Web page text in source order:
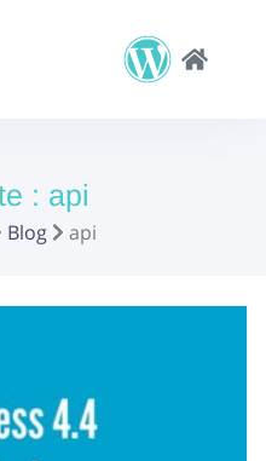
: api
Blog api